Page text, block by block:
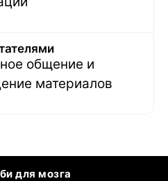
общение и
материалов
для мозга